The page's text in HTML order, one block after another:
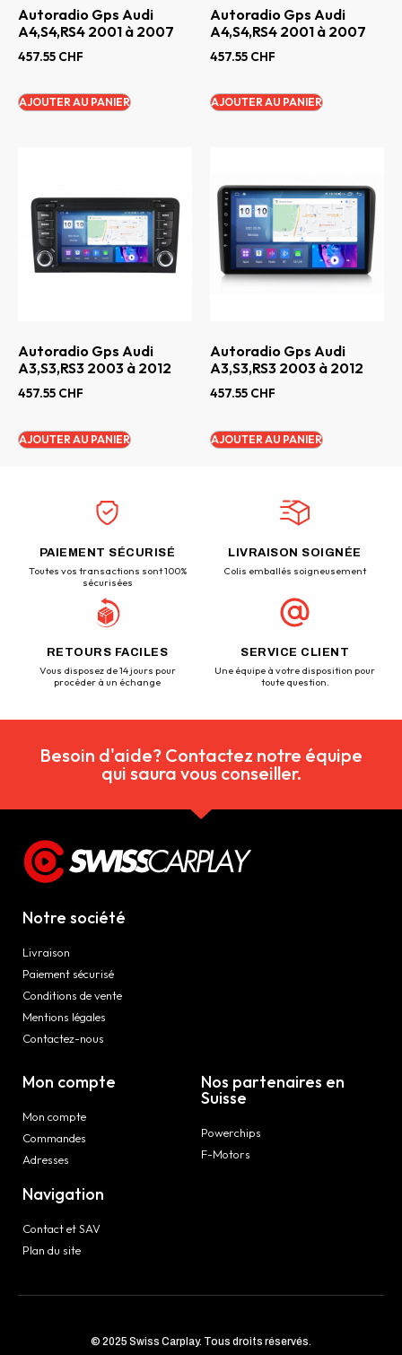
Autoradio Gps Audi
A4,S4,RS4 2001 à 2007
457.55 CHF
AJOUTER AU PANIER
Autoradio Gps Audi
A4,S4,RS4 2001 à 2007
457.55 CHF
AJOUTER AU PANIER
Autoradio Gps Audi
A3,S3,RS3 2003 à 2012
457.55 CHF
AJOUTER AU PANIER
Autoradio Gps Audi
A3,S3,RS3 2003 à 2012
457.55 CHF
AJOUTER AU PANIER
PAIEMENT SÉCURISÉ
Toutes vos transactions sont 100%
sécurisées
LIVRAISON SOIGNÉE
Colis emballés soigneusement
RETOURS FACILES
Vous disposez de 14 jours pour
procéder à un échange
SERVICE CLIENT
Une équipe à votre disposition pour
toute question.
Besoin d'aide? Contactez notre équipe
qui saura vous conseiller.
Notre société
Livraison
Paiement sécurisé
Conditions de vente
Mentions légales
Contactez-nous
Mon compte
Mon compte
Commandes
Adresses
Navigation
Contact et SAV
Plan du site
Nos partenaires en
Suisse
Powerchips
F-Motors
© 2025 Swiss Carplay. Tous droits réservés.